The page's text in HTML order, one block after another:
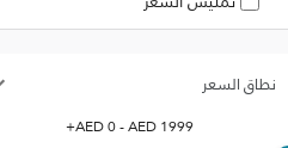
نطاق السعر
AED0- AED1999
+